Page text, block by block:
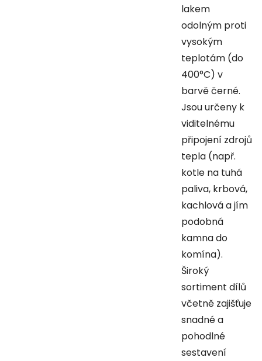
lakem
odolným proti
vysokým
teplotám (do
400°C) v
barvě černé.
Jsou určeny k
viditelnému
připojení zdrojů
tepla (např.
kotle na tuhá
paliva, krbová,
kachlová a jím
podobná
kamna do
komína).
Široký
sortiment dílů
včetně zajišťuje
snadné a
pohodlné
sestavení